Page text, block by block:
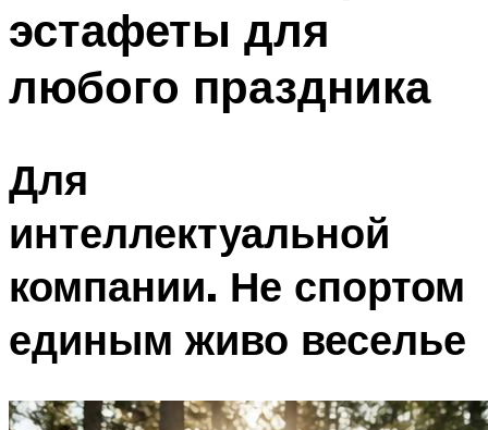
Меню
эстафеты для
любого праздника
Для
интеллектуальной
компании. Не спортом
единым живо веселье